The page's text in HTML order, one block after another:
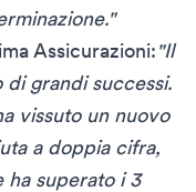
Assicurazioni:"Il
di grandi successi.
vissuto un nuovo
a doppia cifra,
superato i 3